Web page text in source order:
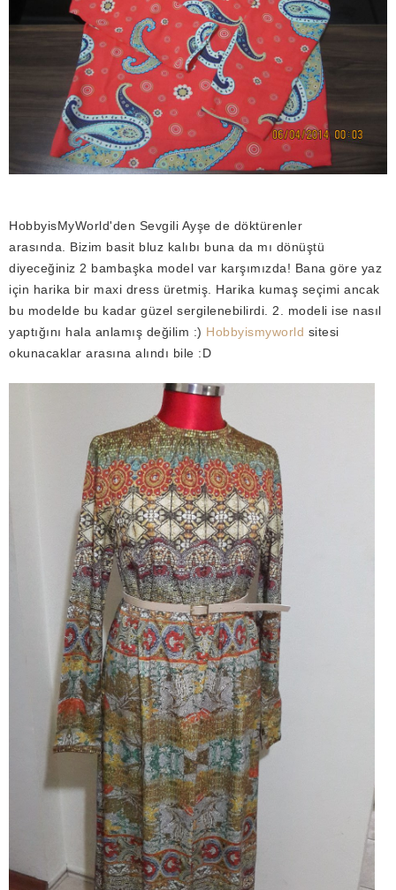
HobbyisMyWorld'den Sevgili Ayşe de döktürenler
arasında. Bizim basit bluz kalıbı buna da mı dönüştü
diyeceğiniz 2 bambaşka model var karşımızda! Bana göre yaz
için harika bir maxi dress üretmiş. Harika kumaş seçimi ancak
bu modelde bu kadar güzel sergilenebilirdi. 2. modeli ise nasıl
yaptığını hala anlamış değilim :) Hobbyismyworld sitesi
okunacaklar arasına alındı bile :D